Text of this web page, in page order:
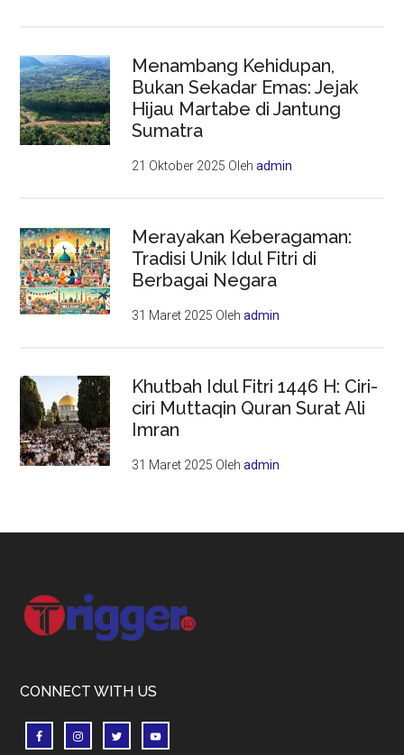
Menambang Kehidupan,
Bukan Sekadar Emas: Jejak
Hijau Martabe di Jantung
Sumatra
21 Oktober 2025 Olehadmin
Merayakan Keberagaman:
Tradisi Unik Idul Fitri di
Berbagai Negara
31 Maret 2025 Olehadmin
Khutbah Idul Fitri 1446 H: Ciri-
ciri Muttaqin Quran Surat Ali
Imran
31 Maret 2025 Olehadmin
Footer
CONNECT WITH US